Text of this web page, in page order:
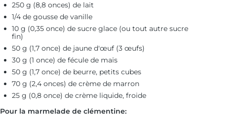
250 g (8,8 onces) de lait
1/4 de gousse de vanille
10 g (0,35 once) de sucre glace (ou tout autre sucre
fin)
50 g (1,7 once) de jaune d'œuf (3 œufs)
30 g (1 once) de fécule de maïs
50 g (1,7 once) de beurre, petits cubes
70 g (2,4 onces) de crème de marron
25 g (0,8 once) de crème liquide, froide
Pour la marmelade de clémentine: